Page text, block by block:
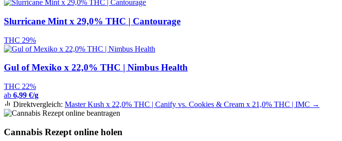
Slurricane Mint x 29,0% THC | Cantourage
THC 29%
Gul of Mexiko x 22,0% THC | Nimbus Health
THC 22%
ab 6,99 €/g
Direktvergleich: Master Kush x 22,0% THC | Canify vs. Cookies & Cream x 21,0% THC | IMC →
Cannabis Rezept online holen